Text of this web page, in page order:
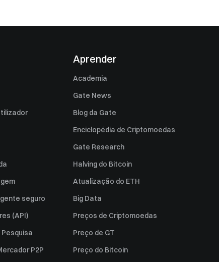
seguro
(API)
P2P
Aprender
Academia
Gate News
Blog da Gate
Enciclopédia de Criptomoedas
Gate Research
Halving do Bitcoin
Atualização do ETH
Big Data
Preços de Criptomoedas
Preço de GT
Preço do Bitcoin